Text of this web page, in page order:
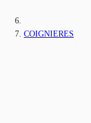
COIGNIERES